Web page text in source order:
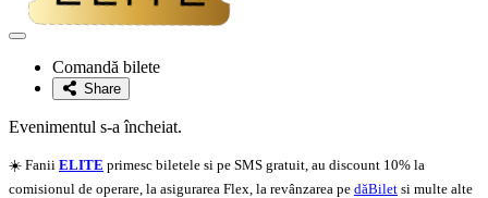
Adaugă
favoriteComandă bilete
Share
Evenimentul s-a încheiat.
☀️ Fanii ELITE primesc biletele si pe SMS gratuit, au discount 10% la
comisionul de operare, la asigurarea Flex, la revânzarea pe dăBilet si multe alte